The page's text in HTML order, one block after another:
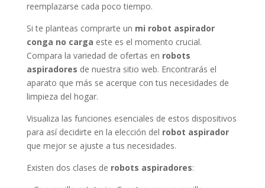
reemplazarse cada poco tiempo.
Si te planteas comprarte un mi robot aspirador
conga no carga este es el momento crucial.
Compara la variedad de ofertas en robots
aspiradores de nuestra sitio web. Encontrarás el
aparato que más se acerque con tus necesidades de
limpieza del hogar.
Visualiza las funciones esenciales de estos dispositivos
para así decidirte en la elección del robot aspirador
que mejor se ajuste a tus necesidades.
Existen dos clases de robots aspiradores: